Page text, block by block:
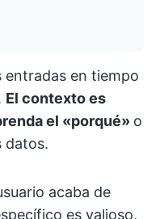
entradas en tiempo
El contexto es
el «porqué» o
datos.
acaba de
es valioso,